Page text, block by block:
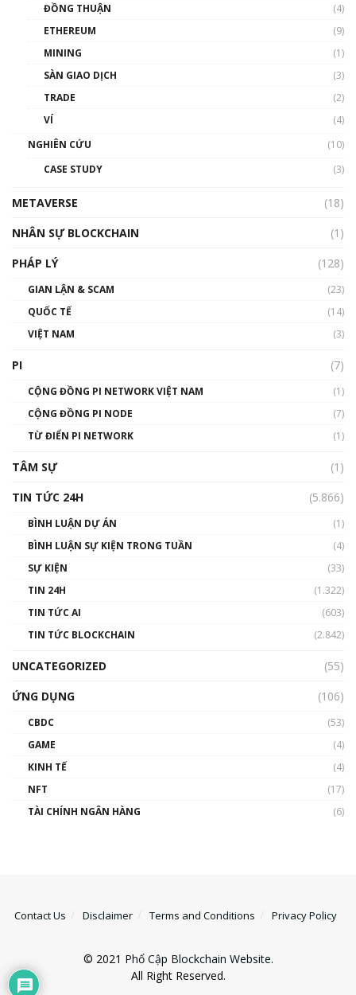
Phổ cập Blockchain
thống & Crypto qua các cuộc chiến | Phổ cập
01:32:59
gió ấm
Talkshow 14: MemeCoin – Trò đùa tỷ đô
01:29:26
ĐỒNG THUẬN
(4)
ETHEREUM
(9)
MINING
(1)
SÀN GIAO DỊCH
(3)
TRADE
(2)
VÍ
(4)
NGHIÊN CỨU
(10)
CASE STUDY
(3)
METAVERSE
(18)
NHÂN SỰ BLOCKCHAIN
(1)
PHÁP LÝ
(128)
GIAN LẬN & SCAM
(23)
QUỐC TẾ
(14)
VIỆT NAM
(3)
PI (7)
CỘNG ĐỒNG PI NETWORK VIỆT NAM
(1)
CỘNG ĐỒNG PI NODE
(7)
TỪ ĐIỂN PI NETWORK
(1)
TÂM SỰ
(1)
TIN TỨC 24H
(5.866)
BÌNH LUẬN DỰ ÁN
(1)
BÌNH LUẬN SỰ KIỆN TRONG TUẦN
(4)
SỰ KIỆN
(33)
TIN 24H
(1.322)
TIN TỨC AI
(603)
TIN TỨC BLOCKCHAIN
(2.842)
UNCATEGORIZED
(55)
ỨNG DỤNG
(106)
CBDC
(53)
GAME
(4)
KINH TẾ
(4)
NFT
(17)
TÀI CHÍNH NGÂN HÀNG
(6)
Contact Us Disclaimer Terms and Conditions Privacy Policy
© 2021 Phổ Cập Blockchain Website.
All Right Reserved.